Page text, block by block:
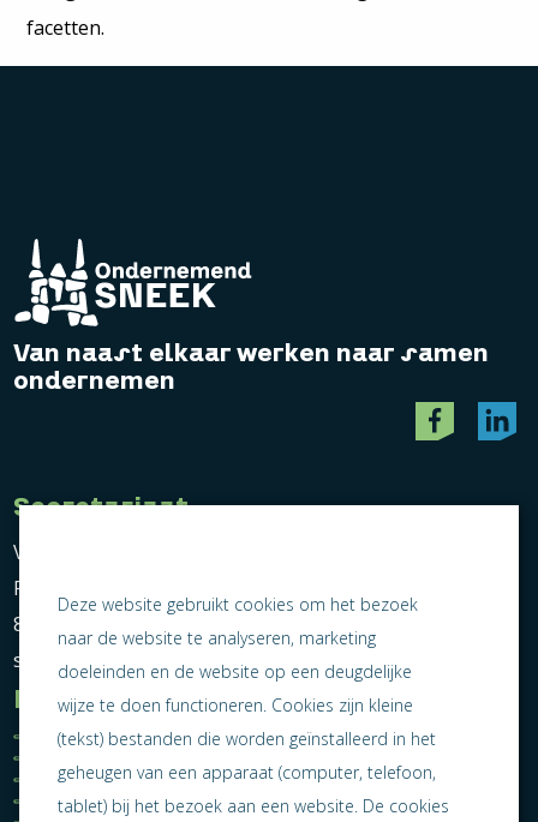
facetten.
Van naast elkaar werken naar samen
ondernemen
Secretariaat
Vereniging Ondernemend Sneek
Postbus 464
8600 AL Sneek
secretariaat@ondernemendsneek.nl
Informatie
Ledenoverzicht
Algemene voorwaarden
Privacy statement
Nieuws
Lid worden
Contact
Deze website gebruikt cookies om het bezoek
naar de website te analyseren, marketing
doeleinden en de website op een deugdelijke
wijze te doen functioneren. Cookies zijn kleine
(tekst) bestanden die worden geïnstalleerd in het
geheugen van een apparaat (computer, telefoon,
tablet) bij het bezoek aan een website. De cookies